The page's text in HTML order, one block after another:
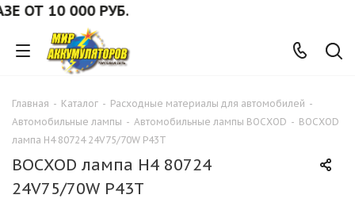
10 000 РУБ.
Главная - Каталог - Расходные материалы для автомобилей -
Автомобильные лампы - Автомобильные лампы ВОСХОD - ВОСХОD
лампа Н4 80724 24V75/70W P43T
ВОСХОD лампа Н4 80724
24V75/70W P43T